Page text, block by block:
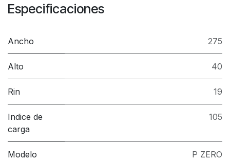
Especificaciones
Ancho 275
Alto 40
Rin 19
Indice de
carga
105
Modelo P ZERO